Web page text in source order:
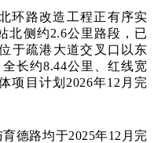
环路改造工程正有序实
北侧约2.6公里路段，已
于疏港大道交叉口以东
长约8.44公里、红线宽
项目计划2026年12月完
德路均于2025年12月完